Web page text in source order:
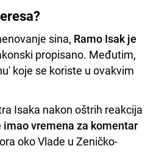
sina, Ramo Isak je
propisano. Međutim,
koje se koriste u ovakvim
Isaka nakon oštrih reakcija
imao vremena za komentar
oko Vlade u Zeničko-